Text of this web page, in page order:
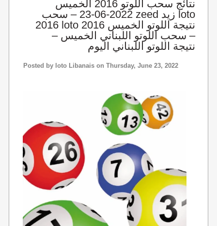
نتائج سحب اللوتو 2016 الخميس
2022-06-23 – سحب zeed زيد loto
2016 loto 2016 نتيجة اللوتو الخميس
– سحب اللوتو اللبناني الخميس –
نتيجة اللوتو اللبناني اليوم
Posted by loto Libanaison Thursday, June 23, 2022